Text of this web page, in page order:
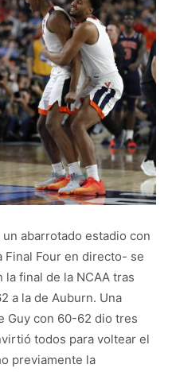
abarrotado estadio con
Final Four en directo- se
final de la NCAA tras
a la de Auburn. Una
Guy con 60-62 dio tres
todos para voltear el
previamente la